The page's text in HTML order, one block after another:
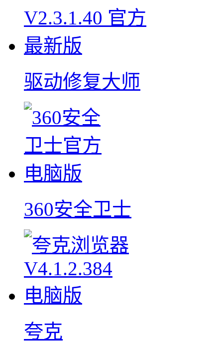
驱动修复大师
360安全卫士
夸克